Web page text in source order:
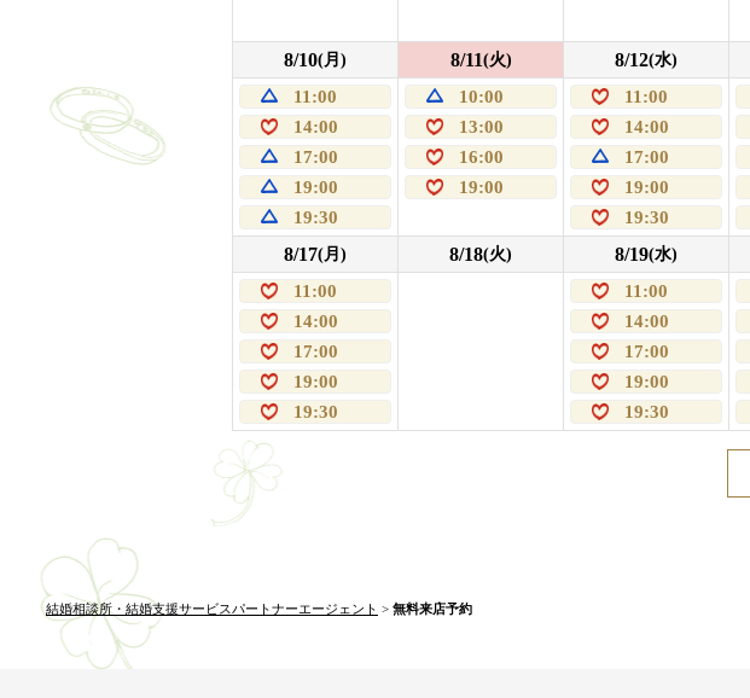
8/10(月)
11:00
14:00
17:00
19:00
19:30
8/11(火)
10:00
13:00
16:00
19:00
8/12(水)
11:00
14:00
17:00
19:00
19:30
8/17(月)
11:00
14:00
17:00
19:00
19:30
8/18(火) 8/19(水)
11:00
14:00
17:00
19:00
19:30
結婚相談所・結婚支援サービスパートナーエージェント > 無料来店予約